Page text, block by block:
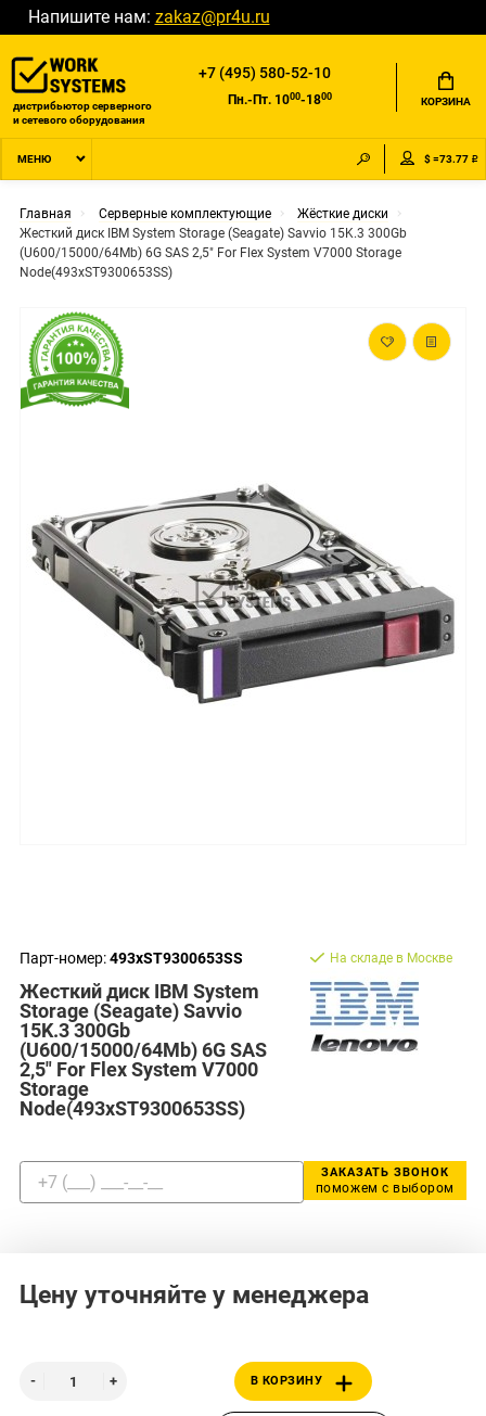
Напишите нам: zakaz@pr4u.ru
дистрибьютор серверного
и сетевого оборудования
+7 (495) 580-52-10
Пн.-Пт. 1000-1800 КОРЗИНА
МЕНЮ $ =73.77 ₽
Главная Серверные комплектующие
Жёсткие диски
Жесткий диск IBM System Storage (Seagate) Savvio 15K.3 300Gb
(U600/15000/64Mb) 6G SAS 2,5" For Flex System V7000 Storage
Node(493xST9300653SS)
Парт-номер:493xST9300653SS
Жесткий диск IBM System
Storage (Seagate) Savvio
15K.3 300Gb
(U600/15000/64Mb) 6G SAS
2,5" For Flex System V7000
Storage
Node(493xST9300653SS)
На складе в Москве
ЗАКАЗАТЬ ЗВОНОК
поможем с выбором
Цену уточняйте у менеджера
В КОРЗИНУ